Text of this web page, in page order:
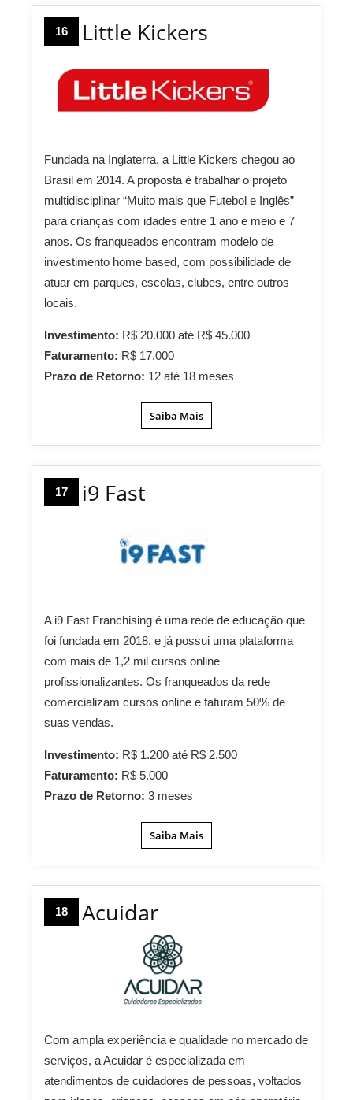
16 Little Kickers
Fundada na Inglaterra, a Little Kickers chegou ao
Brasil em 2014. A proposta é trabalhar o projeto
multidisciplinar “Muito mais que Futebol e Inglês”
para crianças com idades entre 1 ano e meio e 7
anos. Os franqueados encontram modelo de
investimento home based, com possibilidade de
atuar em parques, escolas, clubes, entre outros
locais.
Investimento: R$ 20.000 até R$ 45.000
Faturamento: R$ 17.000
Prazo de Retorno: 12 até 18 meses
Saiba Mais
17 i9 Fast
A i9 Fast Franchising é uma rede de educação que
foi fundada em 2018, e já possui uma plataforma
com mais de 1,2 mil cursos online
profissionalizantes. Os franqueados da rede
comercializam cursos online e faturam 50% de
suas vendas.
Investimento: R$ 1.200 até R$ 2.500
Faturamento: R$ 5.000
Prazo de Retorno: 3 meses
Saiba Mais
18 Acuidar
Com ampla experiência e qualidade no mercado de
serviços, a Acuidar é especializada em
atendimentos de cuidadores de pessoas, voltados